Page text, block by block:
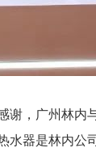
，广州林
器是林内